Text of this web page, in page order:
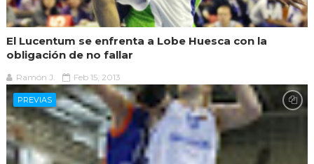
El Lucentum se enfrenta a Lobe Huesca con la
obligación de no fallar
Ramón J. Feb 15, 2013
PREVIAS